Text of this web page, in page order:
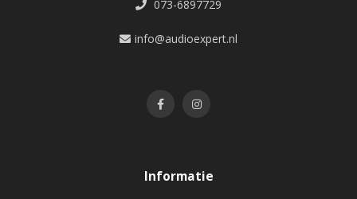
073-6897729
info@audioexpert.nl
Informatie